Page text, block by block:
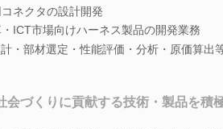
ネクタの設計開発
・ICT市場向けハーネス製品の開発業務
・部材選定・性能評価・分析・原価算出
会づくりに貢献する技術・製品を積